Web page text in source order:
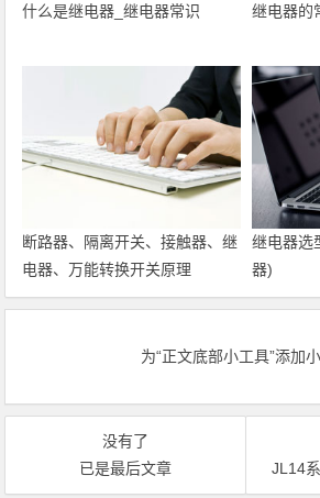
什么是继电器_继电器常识 继电器的
断路器、隔离开关、接触器、继
电器、万能转换开关原理
继电器选
器)
为“正文底部小工具”添加
没有了
已是最后文章
JL14